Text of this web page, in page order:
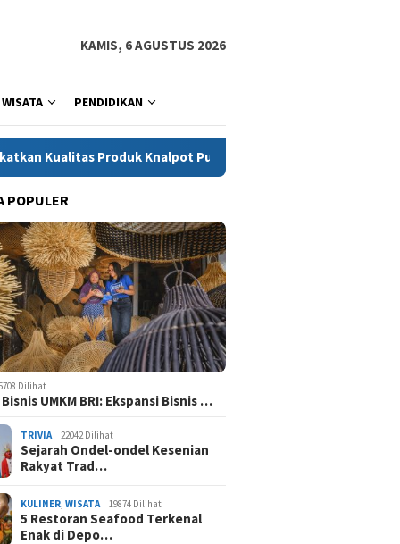
KAMIS, 6 AGUSTUS 2026
WISATA PENDIDIKAN
Purbalingga melalui Penerapan Kontrol Emisi dan
POPULER
Dilihat
UMKM BRI: Ekspansi Bisnis …
TRIVIA 22042 Dilihat
Sejarah Ondel-ondel Kesenian
Rakyat Trad…
KULINER ,WISATA 19874 Dilihat
5 Restoran Seafood Terkenal
Enak di Depo…